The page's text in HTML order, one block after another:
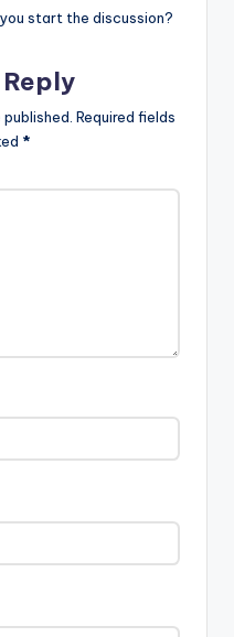
start the discussion?
Required fields
*